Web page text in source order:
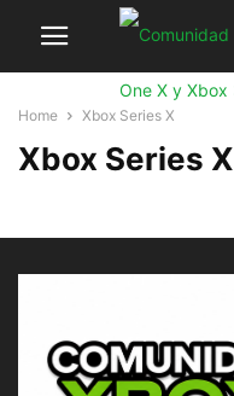
Home Xbox Series X
Xbox Series X